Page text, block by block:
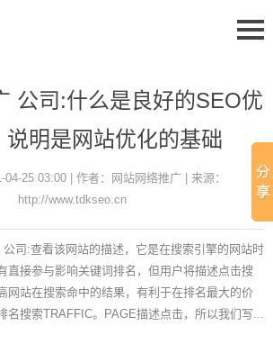
公司:什么是良好的SEO优
说明是网站优化的基础
04-25 03:00 | 作者：网站网络推广 | 来源：
http://www.tdkseo.cn
司:查看该网站的描述，它是在搜索引擎的网站时
直接参与影响关键词排名，但用户将描述点击搜
网站在搜索命中的结果，有利于在排名最大的价
名搜索TRAFFIC。PAGE描述点击，所以我们写...